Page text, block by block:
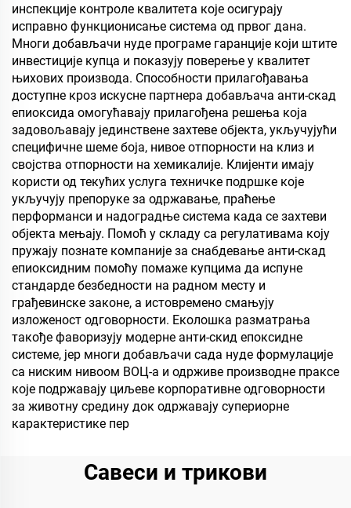
инспекције контроле квалитета које осигурају
исправно функционисање система од првог дана.
Многи добављачи нуде програме гаранције који штите
инвестиције купца и показују поверење у квалитет
њихових производа. Способности прилагођавања
доступне кроз искусне партнера добављача анти-скад
епиоксида омогућавају прилагођена решења која
задовољавају јединствене захтеве објекта, укључујући
специфичне шеме боја, нивое отпорности на клиз и
својства отпорности на хемикалије. Клијенти имају
користи од текућих услуга техничке подршке које
укључују препоруке за одржавање, праћење
перформанси и надоградње система када се захтеви
објекта мењају. Помоћ у складу са регулативама коју
пружају познате компаније за снабдевање анти-скад
епиоксидним помоћу помаже купцима да испуне
стандарде безбедности на радном месту и
грађевинске законе, а истовремено смањују
изложеност одговорности. Еколошка разматрања
такође фаворизују модерне анти-скид епоксидне
системе, јер многи добављачи сада нуде формулације
са ниским нивоом ВОЦ-а и одрживе производне праксе
које подржавају циљеве корпоративне одговорности
за животну средину док одржавају супериорне
карактеристике пер
Савеси и трикови